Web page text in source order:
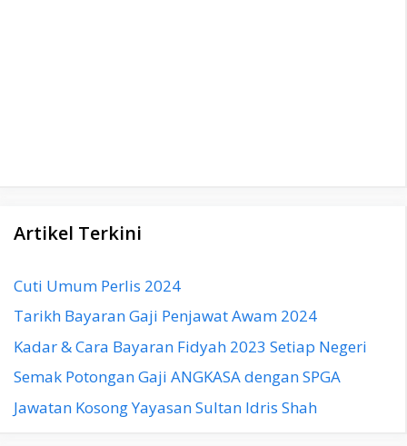
Artikel Terkini
Cuti Umum Perlis 2024
Tarikh Bayaran Gaji Penjawat Awam 2024
Kadar & Cara Bayaran Fidyah 2023 Setiap Negeri
Semak Potongan Gaji ANGKASA dengan SPGA
Jawatan Kosong Yayasan Sultan Idris Shah